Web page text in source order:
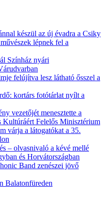
készül az új évadra a Csiky
lépnek fel a
Színház nyári
felújítva lesz látható ősszel a
kortárs fotótárlat nyílt a
vezetőjét menesztette a
Kultúráért Felelős Minisztérium
várja a látogatókat a 35.
– olvasnivaló a kévé mellé
és Horvátországban
Band zenészei jövő
Balatonfüreden